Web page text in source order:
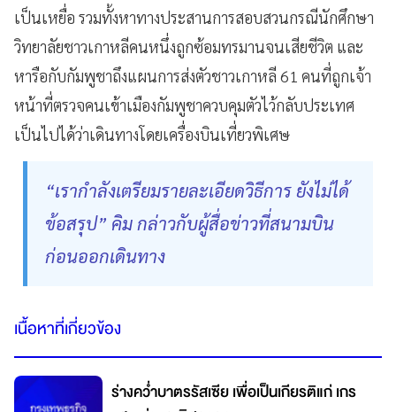
เป็นเหยื่อ รวมทั้งหาทางประสานการสอบสวนกรณีนักศึกษา
วิทยาลัยชาวเกาหลีคนหนึ่งถูกซ้อมทรมานจนเสียชีวิต และ
หารือกับกัมพูชาถึงแผนการส่งตัวชาวเกาหลี 61 คนที่ถูกเจ้า
หน้าที่ตรวจคนเข้าเมืองกัมพูชาควบคุมตัวไว้กลับประเทศ
เป็นไปได้ว่าเดินทางโดยเครื่องบินเที่ยวพิเศษ
“เรากำลังเตรียมรายละเอียดวิธีการ ยังไม่ได้
ข้อสรุป” คิม กล่าวกับผู้สื่อข่าวที่สนามบิน
ก่อนออกเดินทาง
เนื้อหาที่เกี่ยวข้อง
ร่างคว่ำบาตรรัสเซีย เพื่อเป็นเกียรติแก่ เกร